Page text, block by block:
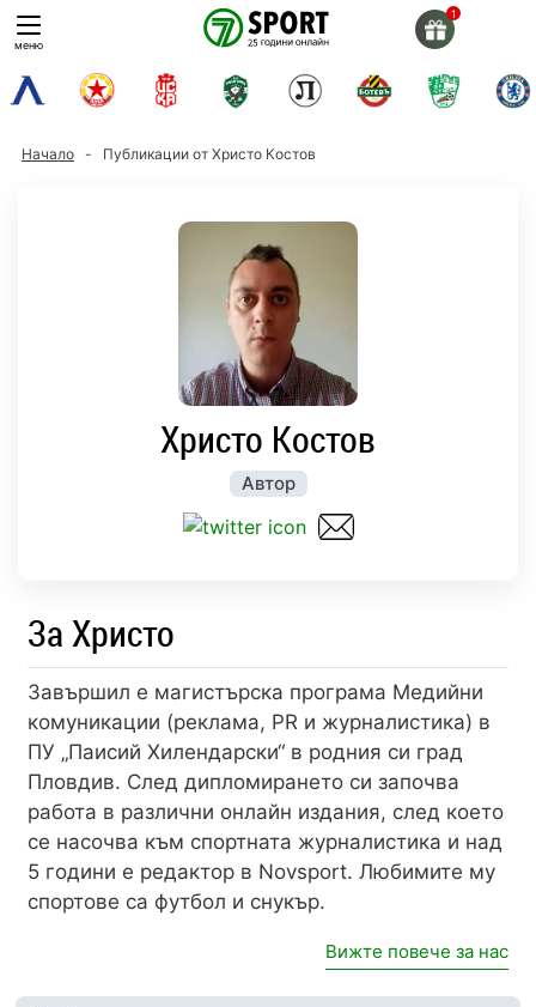
Skip
to
content
меню
Начало - Публикации от Христо Костов
Христо Костов
Автор
За Христо
Завършил е магистърска програма Медийни
комуникации (реклама, PR и журналистика) в
ПУ „Паисий Хилендарски“ в родния си град
Пловдив. След дипломирането си започва
работа в различни онлайн издания, след което
се насочва към спортната журналистика и над
5 години е редактор в Novsport. Любимите му
спортове са футбол и снукър.
Вижте повече за нас